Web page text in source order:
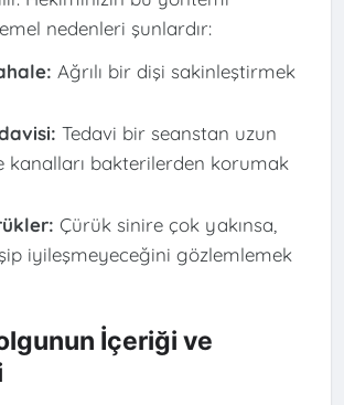
nedenleri şunlardır:
Ağrılı bir dişi sakinleştirmek
Tedavi bir seanstan uzun
kanalları bakterilerden korumak
Çürük sinire çok yakınsa,
iyileşmeyeceğini gözlemlemek
İçeriği ve